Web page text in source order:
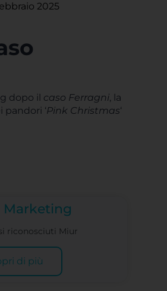
2025
dopo il caso Ferragni, la
‘Pink Christmas‘
Marketing
riconosciuti Miur
di più